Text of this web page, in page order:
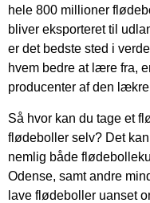
hele 800 millioner
bliver eksporteret til
er det bedste sted i
hvem bedre at lære fra,
producenter af den
Så hvor kan du tage et
flødeboller selv? Det
nemlig både
Odense, samt andre
lave flødeboller uanset